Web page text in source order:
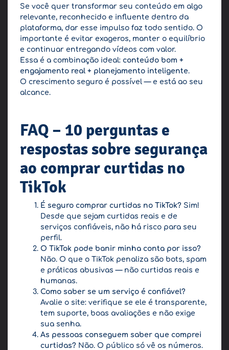
Se você quer transformar seu conteúdo em algo
relevante, reconhecido e influente dentro da
plataforma, dar esse impulso faz todo sentido. O
importante é evitar exageros, manter o equilíbrio
e continuar entregando vídeos com valor.
Essa é a combinação ideal: conteúdo bom +
engajamento real + planejamento inteligente.
O crescimento seguro é possível — e está ao seu
alcance.
FAQ – 10 perguntas e
respostas sobre segurança
ao comprar curtidas no
TikTok
É seguro comprar curtidas no TikTok? Sim!
Desde que sejam curtidas reais e de
serviços confiáveis, não há risco para seu
perfil.
O TikTok pode banir minha conta por isso?
Não. O que o TikTok penaliza são bots, spam
e práticas abusivas — não curtidas reais e
humanas.
Como saber se um serviço é confiável?
Avalie o site: verifique se ele é transparente,
tem suporte, boas avaliações e não exige
sua senha.
As pessoas conseguem saber que comprei
curtidas? Não. O público só vê os números.